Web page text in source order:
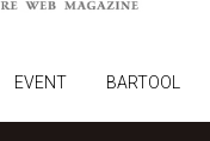
EVENT BARTOOL